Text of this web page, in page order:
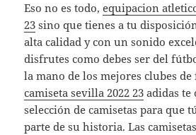
Eso no es todo,equipacion
23 sino que tienes a tu
alta calidad y con un sonido
disfrutes como debes ser del
la mano de los mejores clubes
camiseta sevilla 2022 23 adidas te
selección de camisetas para que
parte de su historia. Las